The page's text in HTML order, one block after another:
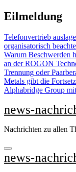
Zu
Inhalten
Eilmeldung
Telefonvertrieb
organisatorisch
Warum Beschwerden
an der ROGON
Trennung oder
Metals gibt die
Alphabridge Group
news-
Nachrichten zu allen
news-